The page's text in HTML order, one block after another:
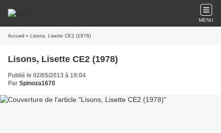
MENU
Accueil » Lisons, Lisette CE2 (1978)
Lisons, Lisette CE2 (1978)
Publié le 02/05/2013 à 19:04
Par Spinoza1670